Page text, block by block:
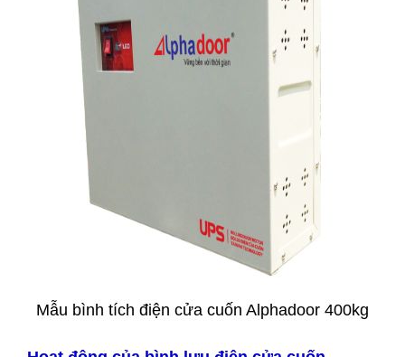
Mẫu bình tích điện cửa cuốn Alphadoor 400kg